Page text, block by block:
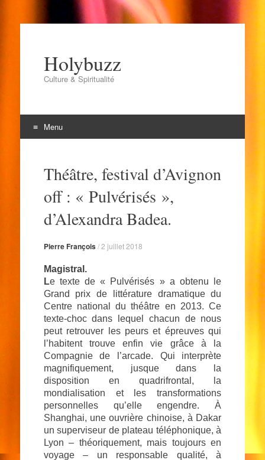
Holybuzz
Culture & Spiritualité
Menu
contenuThéâtre, festival d’Avignon
off : « Pulvérisés »,
d’Alexandra Badea.
Pierre François/2 juillet 2018
Magistral.
Le texte de « Pulvérisés » a obtenu le
Grand prix de littérature dramatique du
Centre national du théâtre en 2013. Ce
texte-choc dans lequel chacun de nous
peut retrouver les peurs et épreuves qui
l’habitent trouve enfin vie grâce à la
Compagnie de l’arcade. Qui interprète
magnifiquement, jusque dans la
disposition en quadrifrontal, la
mondialisation et les transformations
personnelles qu’elle engendre. À
Shanghai, une ouvrière chinoise, à Dakar
un superviseur de plateau téléphonique, à
Lyon – théoriquement, mais toujours en
voyage – un responsable qualité, à